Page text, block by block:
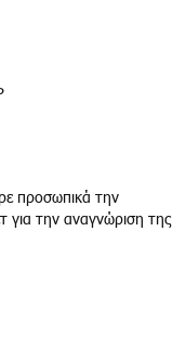
προσωπικά την
για την αναγνώριση της